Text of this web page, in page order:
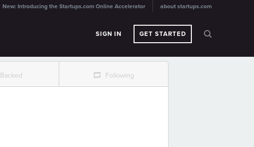
about startups.com
New: Introducing the Startups.com Online Accelerator
SIGN IN GET STARTED
Backed r Following